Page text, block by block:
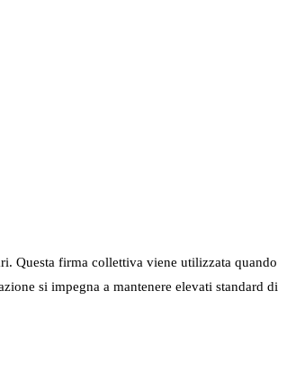
Questa firma collettiva viene utilizzata quando
si impegna a mantenere elevati standard di